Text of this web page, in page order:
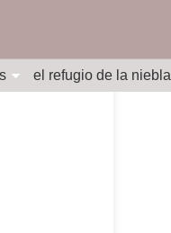
el refugio de la niebla